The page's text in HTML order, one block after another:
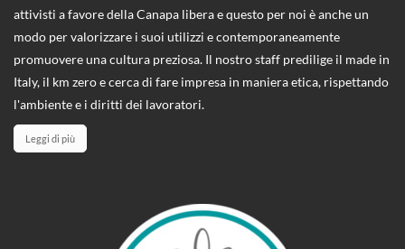
attivisti a favore della Canapa libera e questo per noi è anche un
modo per valorizzare i suoi utilizzi e contemporaneamente
promuovere una cultura preziosa. Il nostro staff predilige il made in
Italy, il km zero e cerca di fare impresa in maniera etica, rispettando
l'ambiente e i diritti dei lavoratori.
Leggi di più